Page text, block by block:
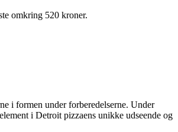
omkring 520 kroner.
i formen under forberedelserne. Under
i Detroit pizzaens unikke udseende og